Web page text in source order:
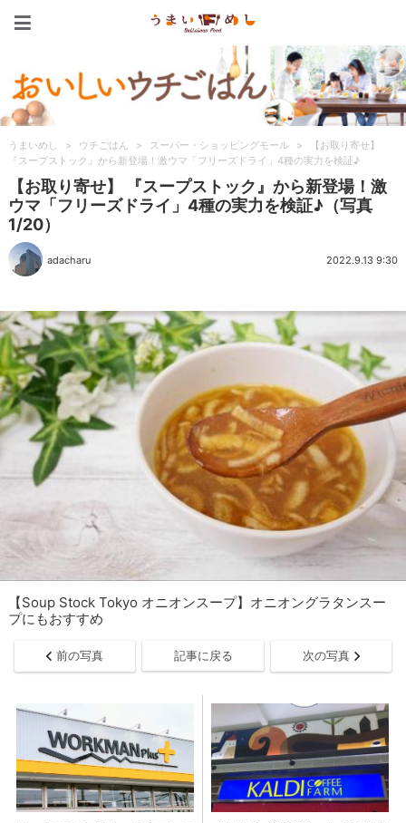
うまいめし > ウチごはん > スーパー・ショッピングモール >
【お取り寄せ】
『スープストック』から新登場！激ウマ「フリーズドライ」4種の実力を検証♪
【お取り寄せ】 『スープストック』から新登場！激
ウマ「フリーズドライ」4種の実力を検証♪（写真
1/20）
adacharu 2022.9.13 9:30
【Soup Stock Tokyo オニオンスープ】オニオングラタンスー
プにもおすすめ
前の写真 記事に戻る 次の写真